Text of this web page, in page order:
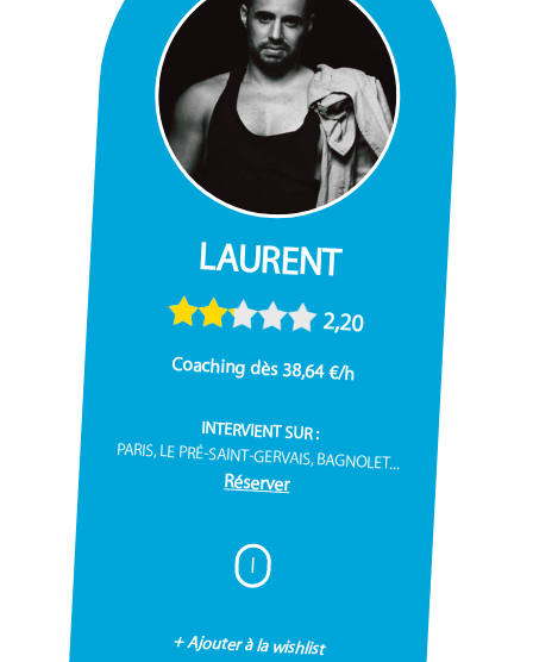
LAURENT
2,20
Coaching dès 38,64 €/h
INTERVIENT SUR :
PARIS, LE PRÉ-SAINT-GERVAIS, BAGNOLET...
Réserver
I
+ Ajouter à la wishlist